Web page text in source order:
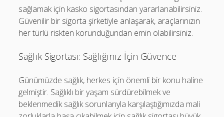
sağlamak için kasko sigortasından yararlanabilirsiniz.
Güvenilir bir sigorta şirketiyle anlaşarak, araçlarınızın
her türlü riskten korunduğundan emin olabilirsiniz.
Sağlık Sigortası: Sağlığınız İçin Güvence
Günümüzde sağlık, herkes için önemli bir konu haline
gelmiştir. Sağlıklı bir yaşam sürdürebilmek ve
beklenmedik sağlık sorunlarıyla karşılaştığımızda mali